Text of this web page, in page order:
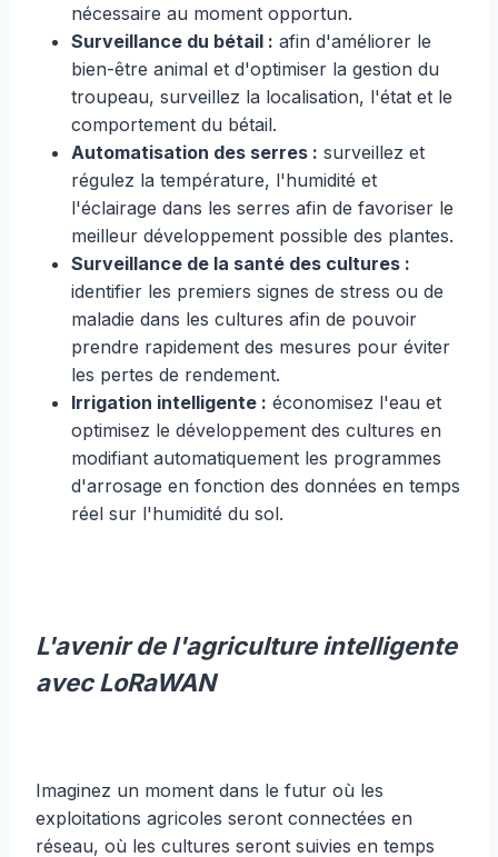
nécessaire au moment opportun.
Surveillance du bétail : afin d'améliorer le
bien-être animal et d'optimiser la gestion du
troupeau, surveillez la localisation, l'état et le
comportement du bétail.
Automatisation des serres : surveillez et
régulez la température, l'humidité et
l'éclairage dans les serres afin de favoriser le
meilleur développement possible des plantes.
Surveillance de la santé des cultures :
identifier les premiers signes de stress ou de
maladie dans les cultures afin de pouvoir
prendre rapidement des mesures pour éviter
les pertes de rendement.
Irrigation intelligente : économisez l'eau et
optimisez le développement des cultures en
modifiant automatiquement les programmes
d'arrosage en fonction des données en temps
réel sur l'humidité du sol.
L'avenir de l'agriculture intelligente
avec LoRaWAN
Imaginez un moment dans le futur où les
exploitations agricoles seront connectées en
réseau, où les cultures seront suivies en temps